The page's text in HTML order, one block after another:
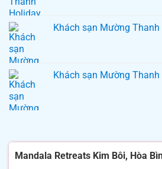
Khách sạn Mường Thanh
Khách sạn Mường Thanh
Mandala Retreats Kim Bôi, Hòa